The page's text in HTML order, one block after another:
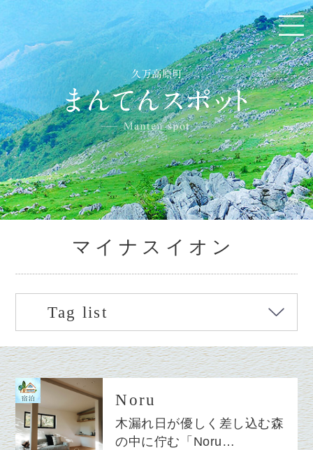
マイナスイオン
Tag list
Noru
木漏れ日が優しく差し込む森
の中に佇む「Noru…